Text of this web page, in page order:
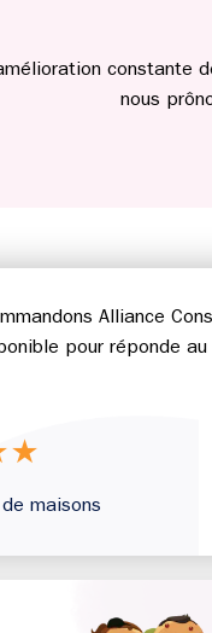
constante
nous
Alliance
pour réponde
★
maisons